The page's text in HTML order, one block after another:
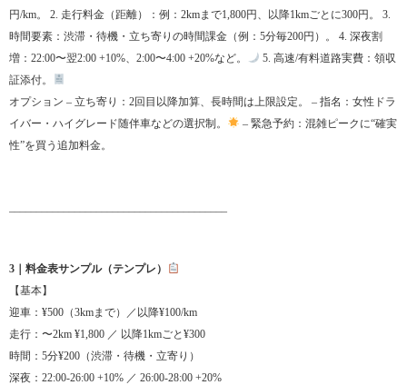
円/km。 2. 走行料金（距離）：例：2kmまで1,800円、以降1kmごとに300円。 3.
時間要素：渋滞・待機・立ち寄りの時間課金（例：5分毎200円）。 4. 深夜割
増：22:00〜翌2:00 +10%、2:00〜4:00 +20%など。
5. 高速/有料道路実費：領収
証添付。
オプション – 立ち寄り：2回目以降加算、長時間は上限設定。 – 指名：女性ドラ
イバー・ハイグレード随伴車などの選択制。
– 緊急予約：混雑ピークに“確実
性”を買う追加料金。
3｜料金表サンプル（テンプレ）
【基本】
迎車：¥500（3kmまで）／以降¥100/km
走行：〜2km ¥1,800 ／ 以降1kmごと¥300
時間：5分¥200（渋滞・待機・立寄り）
深夜：22:00-26:00 +10% ／ 26:00-28:00 +20%